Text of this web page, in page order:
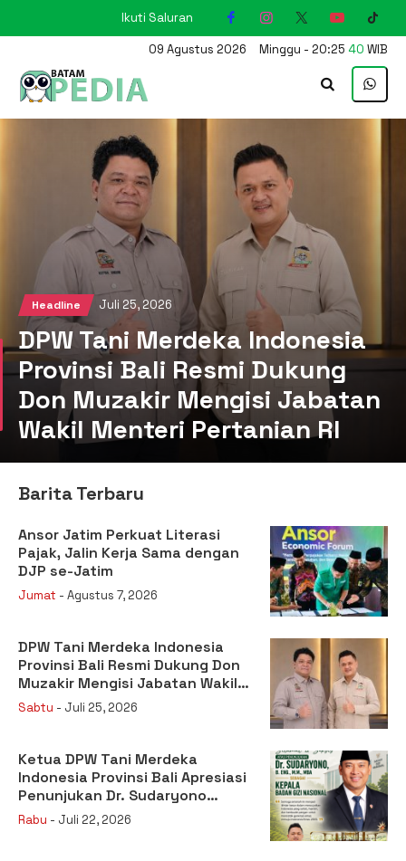
Ikuti Saluran
09Agustus2026 Minggu -20:2541 WIB
Headline Juli 25, 2026
DPW Tani Merdeka Indonesia
Provinsi Bali Resmi Dukung
Don Muzakir Mengisi Jabatan
Wakil Menteri Pertanian RI
Barita Terbaru
Ansor Jatim Perkuat Literasi
Pajak, Jalin Kerja Sama dengan
DJP se-Jatim
Jumat - Agustus 7, 2026
DPW Tani Merdeka Indonesia
Provinsi Bali Resmi Dukung Don
Muzakir Mengisi Jabatan Wakil
Menteri Pertanian RI
Sabtu - Juli 25, 2026
Ketua DPW Tani Merdeka
Indonesia Provinsi Bali Apresiasi
Penunjukan Dr. Sudaryono
sebagai Kepala Badan Gizi
Rabu - Juli 22, 2026